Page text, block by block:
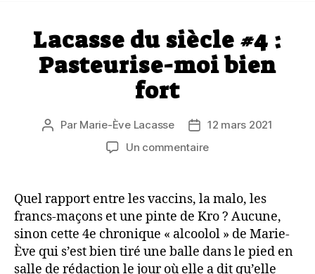
Lacasse du siècle #4 :
Pasteurise-moi bien
fort
Auteur
Par Marie-Ève Lacasse
Date
de
12 mars 2021
Un commentairesur
siècle
:
Pasteurise-
moi
bien
Quel rapport entre les vaccins, la malo, les
francs-maçons et une pinte de Kro ? Aucune,
sinon cette 4e chronique « alcoolol » de Marie-
Ève qui s’est bien tiré une balle dans le pied en
salle de rédaction le jour où elle a dit qu’elle